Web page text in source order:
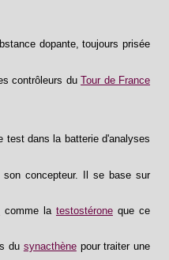
dopante, toujours prisée
contrôleurs duTour de France
test dans la batterie d'analyses
concepteur. Il se base sur
comme la testostéroneque ce
du synacthènepour traiter une